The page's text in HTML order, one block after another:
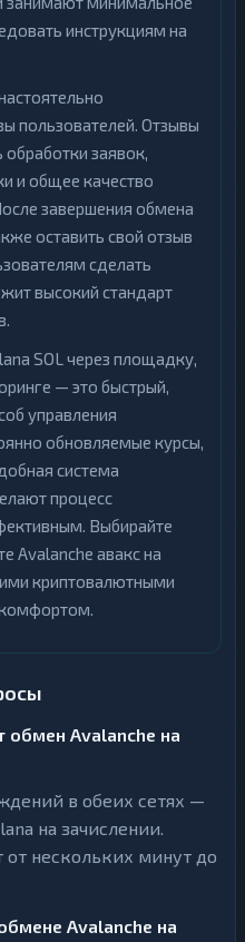
инструкциям на
пользователей. Отзывы
заявок,
и общее качество
завершения обмена
оставить свой отзыв
сделать
высокий стандарт
SOL через площадку,
— это быстрый,
управления
обновляемые курсы,
система
процесс
Выбирайте
Avalanche авакс на
криптовалютными
обмен Avalanche на
в обеих сетях —
на зачислении.
нескольких минут до
Avalanche на